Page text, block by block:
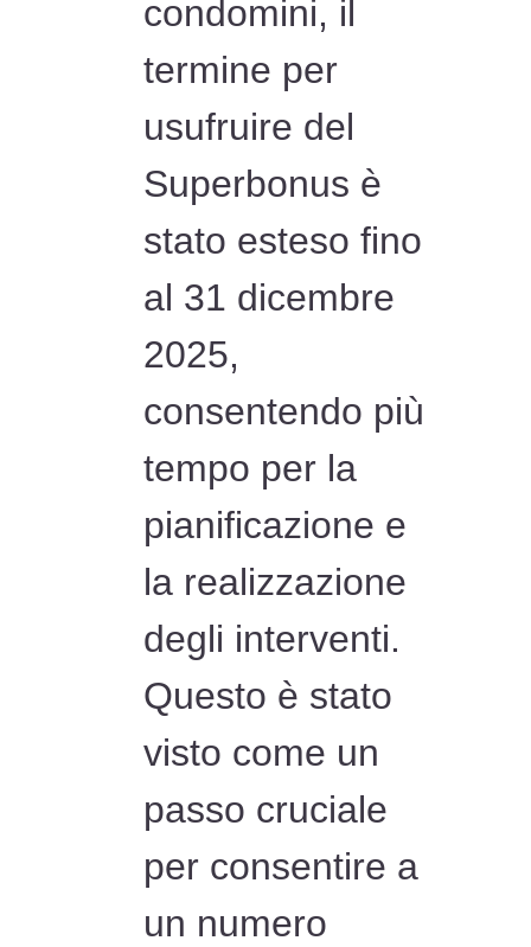
condomini, il
termine per
usufruire del
Superbonus è
stato esteso fino
al 31 dicembre
2025,
consentendo più
tempo per la
pianificazione e
la realizzazione
degli interventi.
Questo è stato
visto come un
passo cruciale
per consentire a
un numero